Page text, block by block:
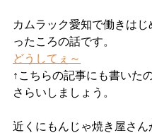
カムラック愛知で働きはじ
ったころの話です。
どうしてぇ～
↑こちらの記事にも書いた
さらいしましょう。
近くにもんじゃ焼き屋さん